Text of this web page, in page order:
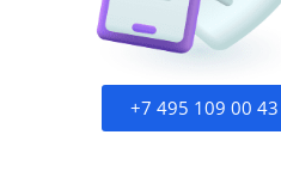
+7 495 109 00 43